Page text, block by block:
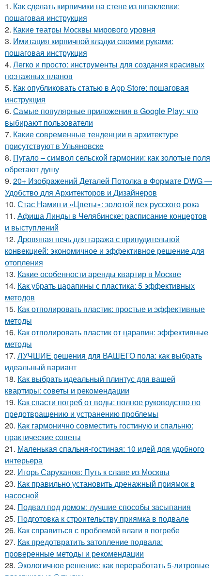
1. Как сделать кирпичики на стене из шпаклевки:
пошаговая инструкция
2. Какие театры Москвы мирового уровня
3. Имитация кирпичной кладки своими руками:
пошаговая инструкция
4. Легко и просто: инструменты для создания красивых
поэтажных планов
5. Как опубликовать статью в App Store: пошаговая
инструкция
6. Самые популярные приложения в Google Play: что
выбирают пользователи
7. Какие современные тенденции в архитектуре
присутствуют в Ульяновске
8. Пугало – символ сельской гармонии: как золотые поля
обретают душу
9. 20+ Изображений Деталей Потолка в Формате DWG —
Удобство для Архитекторов и Дизайнеров
10. Стас Намин и «Цветы»: золотой век русского рока
11. Афиша Линды в Челябинске: расписание концертов
и выступлений
12. Дровяная печь для гаража с принудительной
конвекцией: экономичное и эффективное решение для
отопления
13. Какие особенности аренды квартир в Москве
14. Как убрать царапины с пластика: 5 эффективных
методов
15. Как отполировать пластик: простые и эффективные
методы
16. Как отполировать пластик от царапин: эффективные
методы
17. ЛУЧШИЕ решения для ВАШЕГО пола: как выбрать
идеальный вариант
18. Как выбрать идеальный плинтус для вашей
квартиры: советы и рекомендации
19. Как спасти погреб от воды: полное руководство по
предотвращению и устранению проблемы
20. Как гармонично совместить гостиную и спальню:
практические советы
21. Маленькая спальня-гостиная: 10 идей для удобного
интерьера
22. Игорь Саруханов: Путь к славе из Москвы
23. Как правильно установить дренажный приямок в
насосной
24. Подвал под домом: лучшие способы засыпания
25. Подготовка к строительству приямка в подвале
26. Как справиться с проблемой влаги в погребе
27. Как предотвратить затопление подвала:
проверенные методы и рекомендации
28. Экологичное решение: как переработать 5-литровые